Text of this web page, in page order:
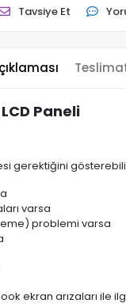
Tavsiye Et
Paneli
gerektiğini
varsa
problemi varsa
ekran arızaları